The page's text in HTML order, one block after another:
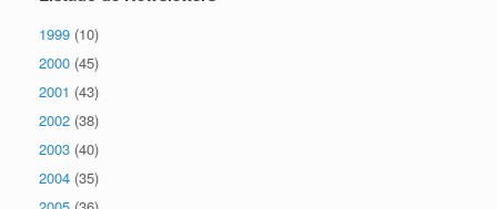
1999 (10)
2000 (45)
2001 (43)
2002 (38)
2003 (40)
2004 (35)